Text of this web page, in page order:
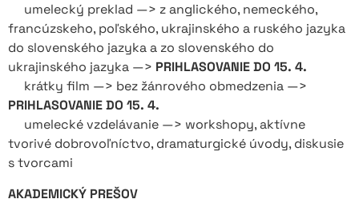
umelecký preklad —> z anglického, nemeckého,
francúzskeho, poľského, ukrajinského a ruského jazyka
do slovenského jazyka a zo slovenského do
ukrajinského jazyka —> PRIHLASOVANIE DO 15. 4.
krátky film —> bez žánrového obmedzenia —>
PRIHLASOVANIE DO 15. 4.
umelecké vzdelávanie —> workshopy, aktívne
tvorivé dobrovoľníctvo, dramaturgické úvody, diskusie
s tvorcami
AKADEMICKÝ PREŠOV